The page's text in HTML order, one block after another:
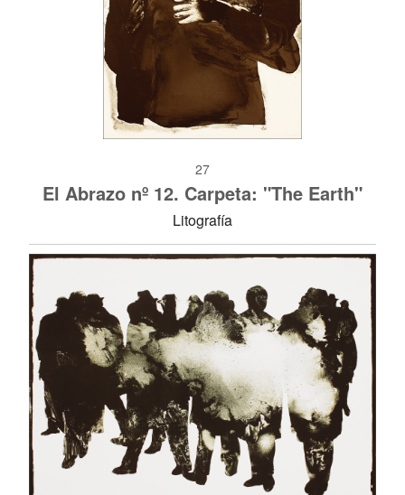
27
El Abrazo nº 12. Carpeta: "The Earth"
Litografía